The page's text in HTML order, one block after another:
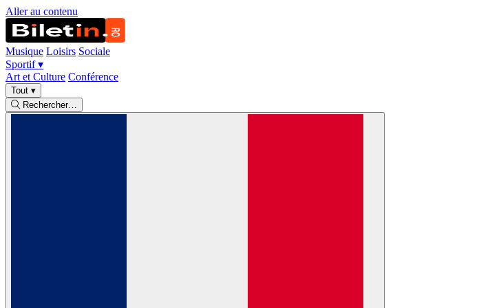
Aller au contenu
Musique Loisirs Sociale
Sportif▾
Art et Culture Conférence
Tout ▾
Rechercher…